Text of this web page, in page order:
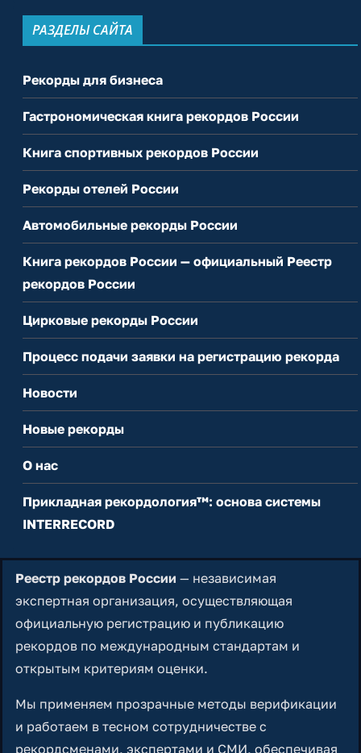
РАЗДЕЛЫ САЙТА
Рекорды для бизнеса
Гастрономическая книга рекордов России
Книга спортивных рекордов России
Рекорды отелей России
Автомобильные рекорды России
Книга рекордов России — официальный Реестр
рекордов России
Цирковые рекорды России
Процесс подачи заявки на регистрацию рекорда
Новости
Новые рекорды
О нас
Прикладная рекордология™: основа системы
INTERRECORD
Реестр рекордов России — независимая
экспертная организация, осуществляющая
официальную регистрацию и публикацию
рекордов по международным стандартам и
открытым критериям оценки.
Мы применяем прозрачные методы верификации
и работаем в тесном сотрудничестве с
рекордсменами, экспертами и СМИ, обеспечивая